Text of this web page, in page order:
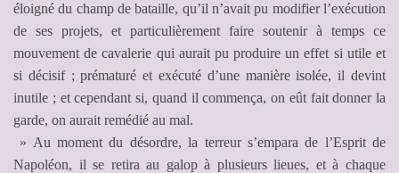
éloigné du champ de bataille, qu’il n’avait pu modifier l’exécution
de ses projets, et particulièrement faire soutenir à temps ce
mouvement de cavalerie qui aurait pu produire un effet si utile et
si décisif ; prématuré et exécuté d’une manière isolée, il devint
inutile ; et cependant si, quand il commença, on eût fait donner la
garde, on aurait remédié au mal.
» Au moment du désordre, la terreur s’empara de l’Esprit de
Napoléon, il se retira au galop à plusieurs lieues, et à chaque